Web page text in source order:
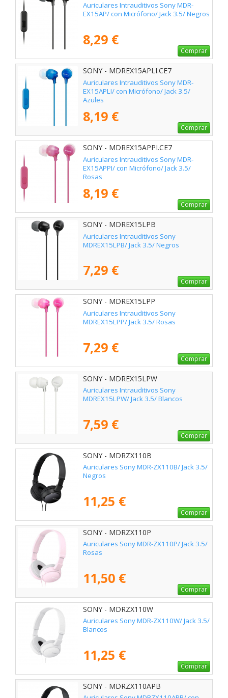
Auriculares Intrauditivos Sony MDR-
EX15AP/ con Micrófono/ Jack 3.5/ Negros
8,29 €
Comprar
SONY - MDREX15APLI.CE7
Auriculares Intrauditivos Sony MDR-
EX15APLI/ con Micrófono/ Jack 3.5/
Azules
8,19 €
Comprar
SONY - MDREX15APPI.CE7
Auriculares Intrauditivos Sony MDR-
EX15APPI/ con Micrófono/ Jack 3.5/
Rosas
8,19 €
Comprar
SONY - MDREX15LPB
Auriculares Intrauditivos Sony
MDREX15LPB/ Jack 3.5/ Negros
7,29 €
Comprar
SONY - MDREX15LPP
Auriculares Intrauditivos Sony
MDREX15LPP/ Jack 3.5/ Rosas
7,29 €
Comprar
SONY - MDREX15LPW
Auriculares Intrauditivos Sony
MDREX15LPW/ Jack 3.5/ Blancos
7,59 €
Comprar
SONY - MDRZX110B
Auriculares Sony MDR-ZX110B/ Jack 3.5/
Negros
11,25 €
Comprar
SONY - MDRZX110P
Auriculares Sony MDR-ZX110P/ Jack 3.5/
Rosas
11,50 €
Comprar
SONY - MDRZX110W
Auriculares Sony MDR-ZX110W/ Jack 3.5/
Blancos
11,25 €
Comprar
SONY - MDRZX110APB